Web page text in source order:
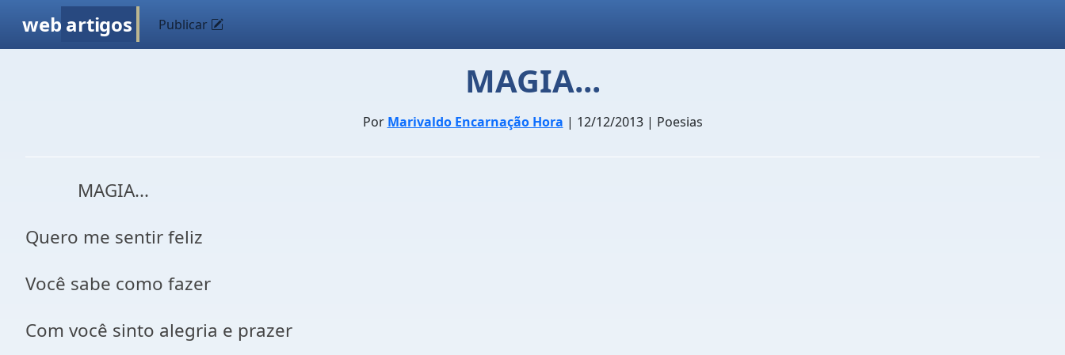
web artigos Publicar
MAGIA...
Por Marivaldo Encarnação Hora | 12/12/2013 | Poesias
MAGIA...
Quero me sentir feliz
Você sabe como fazer
Com você sinto alegria e prazer